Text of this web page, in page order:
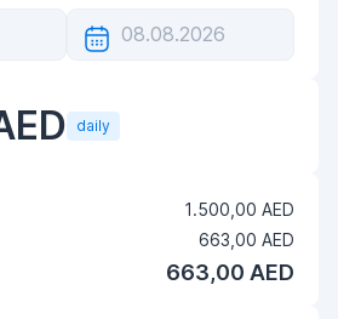
daily
1.500,00 AED
663,00 AED
663,00 AED